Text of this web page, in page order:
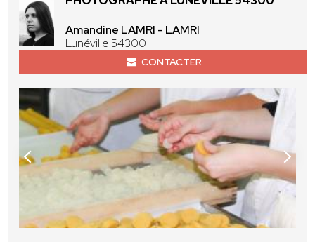
Amandine LAMRI - LAMRI
Lunéville 54300
CONTACTER